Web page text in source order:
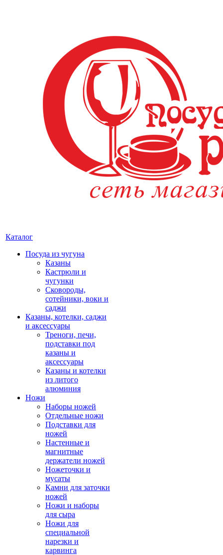
Каталог
Посуда из чугуна
Казаны
Кастрюли и
чугунки
Сковороды,
сотейники, воки и
саджи
Казаны, котелки, саджи
и аксессуары
Треноги, печи,
подставки под
казаны и
аксессуары
Казаны и котелки
из литого
алюминия
Ножи
Наборы ножей
Отдельные ножи
Подставки для
ножей
Настенные и
магнитные
держатели ножей
Ножеточки и
мусаты
Камни для заточки
ножей
Ножи и наборы
для сыра
Ножи для
специальной
нарезки и
карвинга